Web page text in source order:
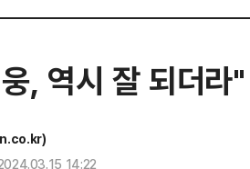
, 역시 잘 되더
14:22